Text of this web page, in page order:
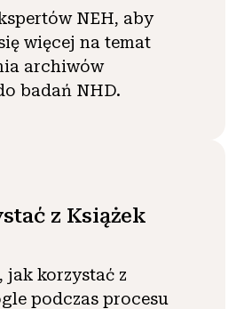
NEH, aby
więcej na temat
archiwów
badań NHD.
z Książek
jak korzystać z
podczas procesu